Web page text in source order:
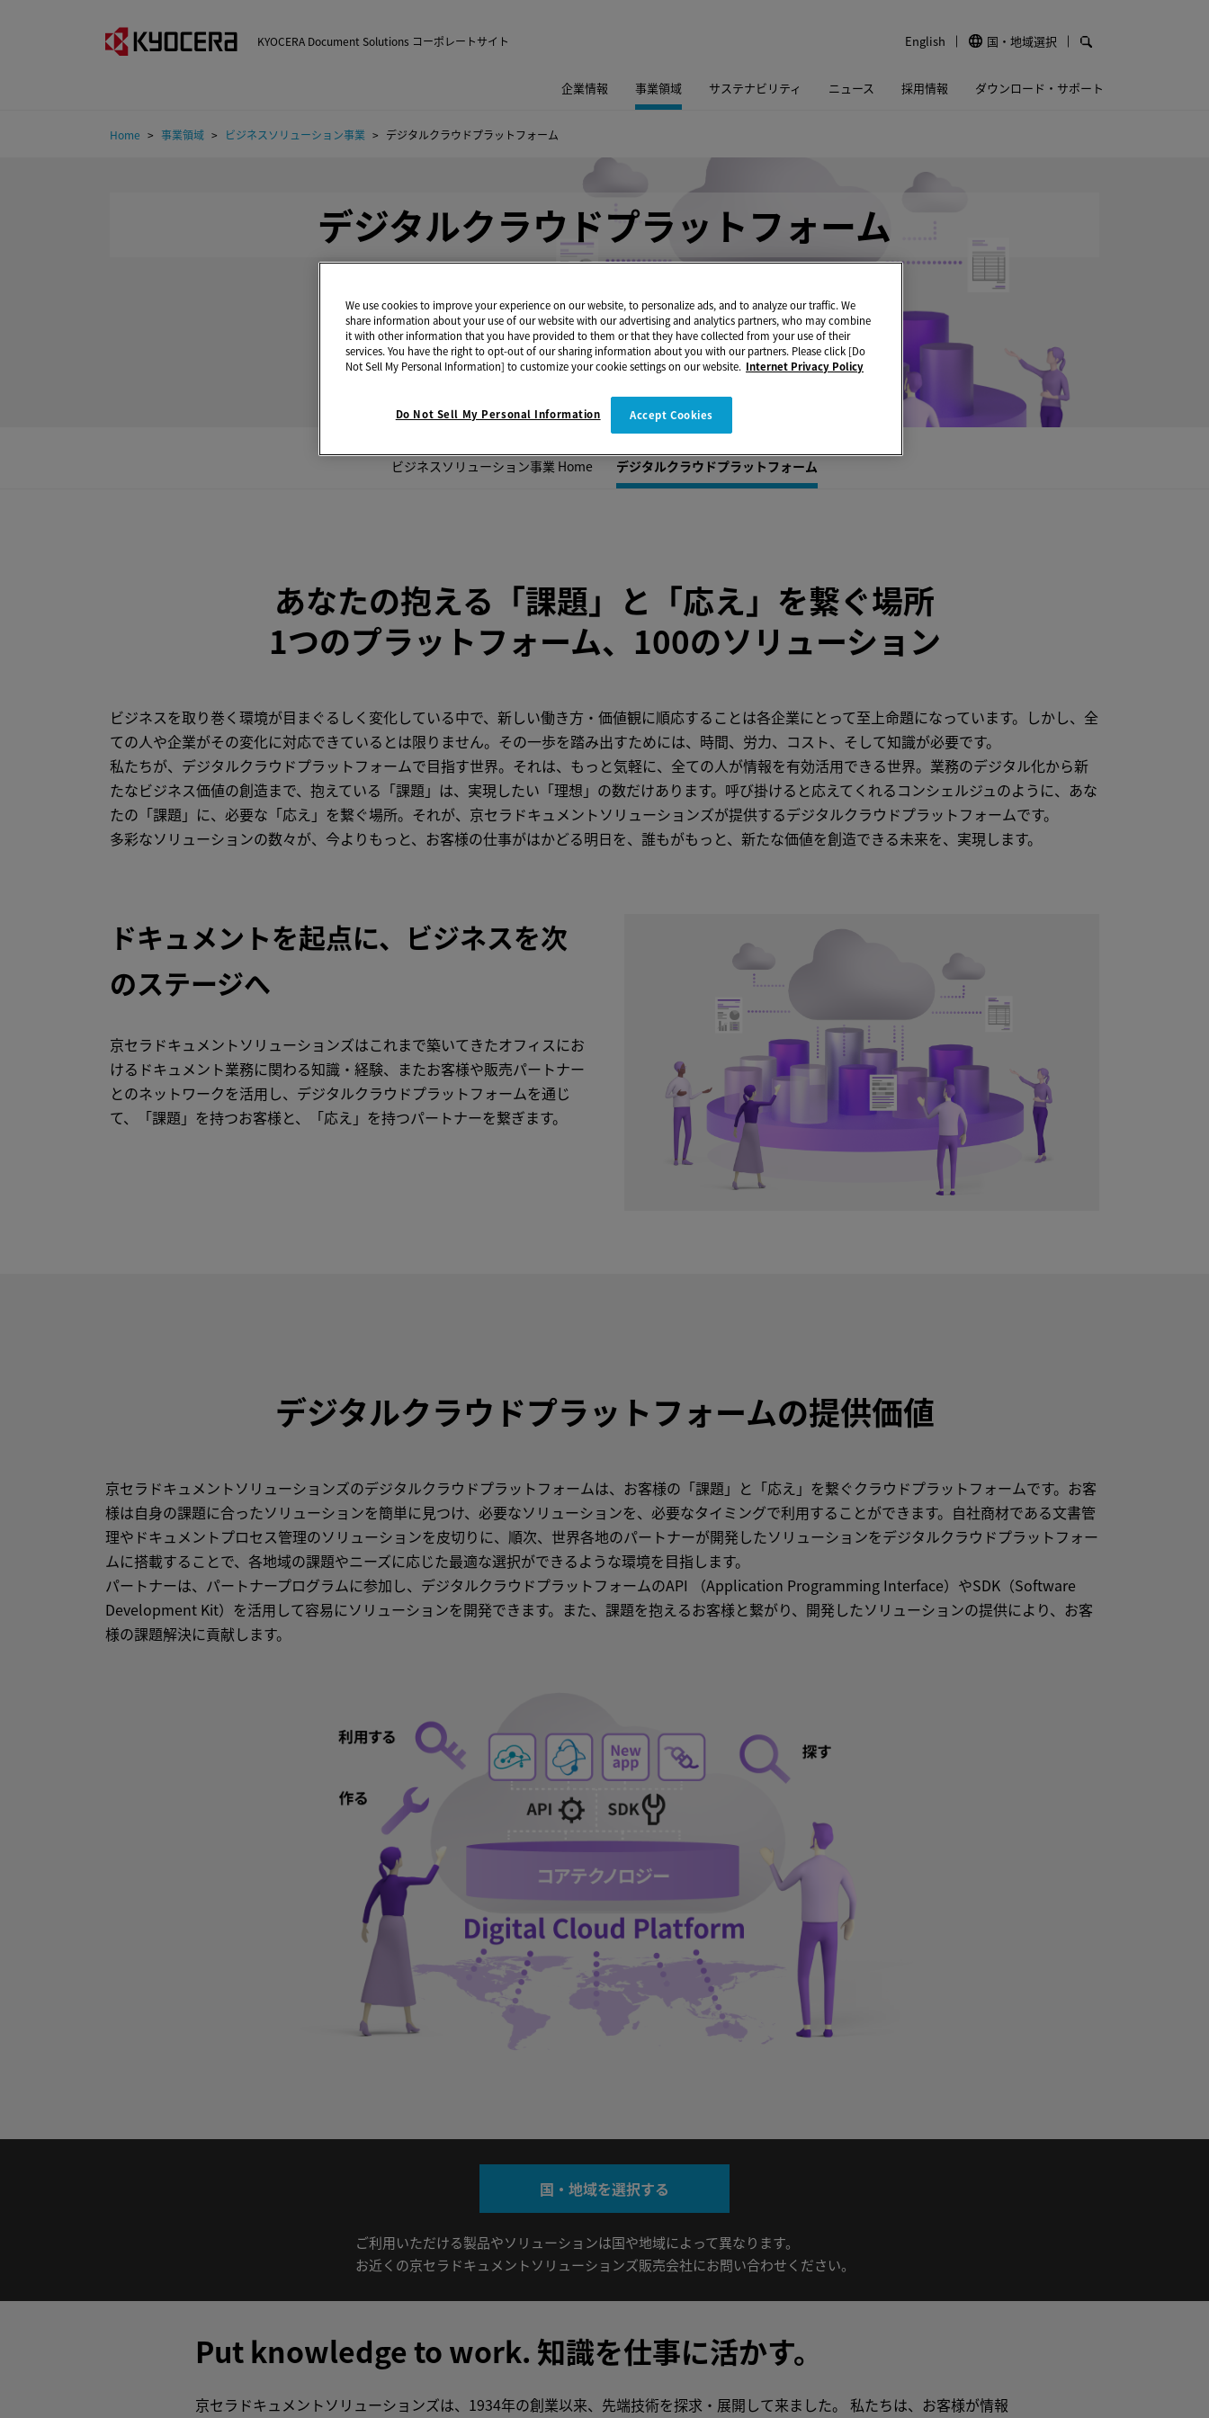
KYOCERA Document Solutions コーポレートサイト English 国・地域選択
企業情報 事業領域 サステナビリティ ニュース 採用情報 ダウンロード・サポート
Home 事業領域 ビジネスソリューション事業 デジタルクラウドプラットフォーム
デジタルクラウドプラットフォーム
ビジネスソリューション事業 Home デジタルクラウドプラットフォーム
あなたの抱える「課題」と「応え」を繋ぐ場所
1つのプラットフォーム、100のソリューション
ビジネスを取り巻く環境が目まぐるしく変化している中で、新しい働き方・価値観に順応することは各企業にとって至上命題になっています。しかし、全
ての人や企業がその変化に対応できているとは限りません。その一歩を踏み出すためには、時間、労力、コスト、そして知識が必要です。
私たちが、デジタルクラウドプラットフォームで目指す世界。それは、もっと気軽に、全ての人が情報を有効活用できる世界。業務のデジタル化から新
たなビジネス価値の創造まで、抱えている「課題」は、実現したい「理想」の数だけあります。呼び掛けると応えてくれるコンシェルジュのように、あな
たの「課題」に、必要な「応え」を繋ぐ場所。それが、京セラドキュメントソリューションズが提供するデジタルクラウドプラットフォームです。
多彩なソリューションの数々が、今よりもっと、お客様の仕事がはかどる明日を、誰もがもっと、新たな価値を創造できる未来を、実現します。
ドキュメントを起点に、ビジネスを次
のステージへ
京セラドキュメントソリューションズはこれまで築いてきたオフィスにお
けるドキュメント業務に関わる知識・経験、またお客様や販売パートナー
とのネットワークを活用し、デジタルクラウドプラットフォームを通じ
て、「課題」を持つお客様と、「応え」を持つパートナーを繋ぎます。
デジタルクラウドプラットフォームの提供価値
京セラドキュメントソリューションズのデジタルクラウドプラットフォームは、お客様の「課題」と「応え」を繋ぐクラウドプラットフォームです。お客
様は自身の課題に合ったソリューションを簡単に見つけ、必要なソリューションを、必要なタイミングで利用することができます。自社商材である文書管
理やドキュメントプロセス管理のソリューションを皮切りに、順次、世界各地のパートナーが開発したソリューションをデジタルクラウドプラットフォー
ムに搭載することで、各地域の課題やニーズに応じた最適な選択ができるような環境を目指します。
パートナーは、パートナープログラムに参加し、デジタルクラウドプラットフォームのAPI （Application Programming Interface）やSDK（Software
Development Kit）を活用して容易にソリューションを開発できます。また、課題を抱えるお客様と繋がり、開発したソリューションの提供により、お客
様の課題解決に貢献します。
国・地域を選択する
ご利⽤いただける製品やソリューションは国や地域によって異なります。
お近くの京セラドキュメントソリューションズ販売会社にお問い合わせください。
Put knowledge to work. 知識を仕事に活かす。
京セラドキュメントソリューションズは、1934年の創業以来、先端技術を探求・展開して来ました。 私たちは、お客様が情報
We use cookies to improve your experience on our website, to personalize ads, and to analyze our traffic. We
share information about your use of our website with our advertising and analytics partners, who may combine
it with other information that you have provided to them or that they have collected from your use of their
services. You have the right to opt-out of our sharing information about you with our partners. Please click [Do
Not Sell My Personal Information] to customize your cookie settings on our website. Internet Privacy Policy
Accept Cookies
Do Not Sell My Personal Information